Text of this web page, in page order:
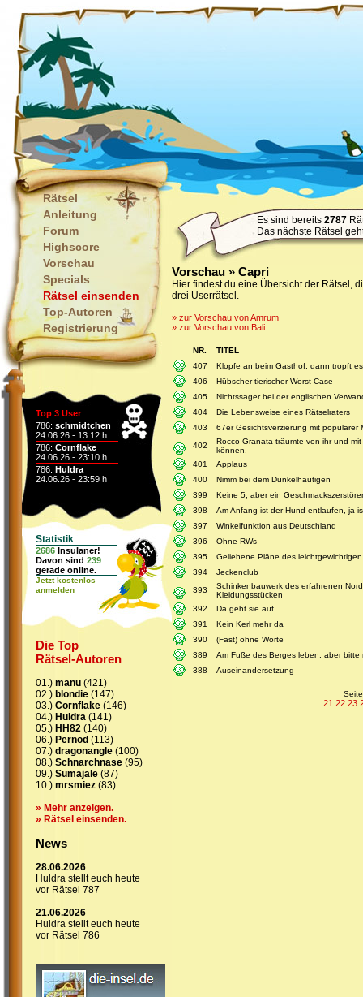
Rätsel
Anleitung
Forum
Highscore
Vorschau
Specials
Rätsel einsenden
Top-Autoren
Registrierung
Top 3 User
786: schmidtchen
24.06.26 - 13:12 h
786: Cornflake
24.06.26 - 23:10 h
786: Huldra
24.06.26 - 23:59 h
Statistik
2686 Insulaner!
Davon sind 239
gerade online.
Jetzt kostenlos
anmelden
Die Top
Rätsel-Autoren
01.) manu (421)
02.) blondie (147)
03.) Cornflake (146)
04.) Huldra (141)
05.) HH82 (140)
06.) Pernod (113)
07.) dragonangle (100)
08.) Schnarchnase (95)
09.) Sumajale (87)
10.) mrsmiez (83)
» Mehr anzeigen.
» Rätsel einsenden.
News
28.06.2026
Huldra stellt euch heute
vor Rätsel 787
21.06.2026
Huldra stellt euch heute
vor Rätsel 786
Es sind bereits 2787
Das nächste Rätsel
Vorschau » Capri
Hier findest du eine Übersicht der Rätsel,
drei Userrätsel.
» zur Vorschau von Amrum
» zur Vorschau von Bali
NR.
TITEL
407
Klopfe an beim Gasthof, dann tropft
406
Hübscher tierischer Worst Case
405
Nichtssager bei der englischen
404
Die Lebensweise eines Rätselraters
403
67er Gesichtsverzierung mit populärer
402
Rocco Granata träumte von ihr und
können.
401
Applaus
400
Nimm bei dem Dunkelhäutigen
399
Keine 5, aber ein
398
Am Anfang ist der Hund entlaufen, ja
397
Winkelfunktion aus Deutschland
396
Ohne RWs
395
Geliehene Pläne des
394
Jeckenclub
393
Schinkenbauwerk des erfahrenen
Kleidungsstücken
392
Da geht sie auf
391
Kein Kerl mehr da
390
(Fast) ohne Worte
389
Am Fuße des Berges leben, aber bitte
388
Auseinandersetzung
21 22 23